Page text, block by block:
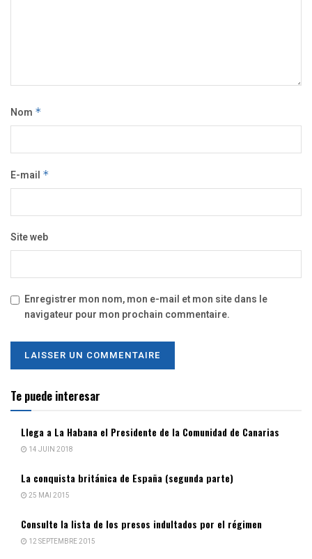
Nom *
E-mail *
Site web
Enregistrer mon nom, mon e-mail et mon site dans le
navigateur pour mon prochain commentaire.
Te puede interesar
Llega a La Habana el Presidente de la Comunidad de Canarias
14 JUIN 2018
La conquista británica de España (segunda parte)
25 MAI 2015
Consulte la lista de los presos indultados por el régimen
12 SEPTEMBRE 2015